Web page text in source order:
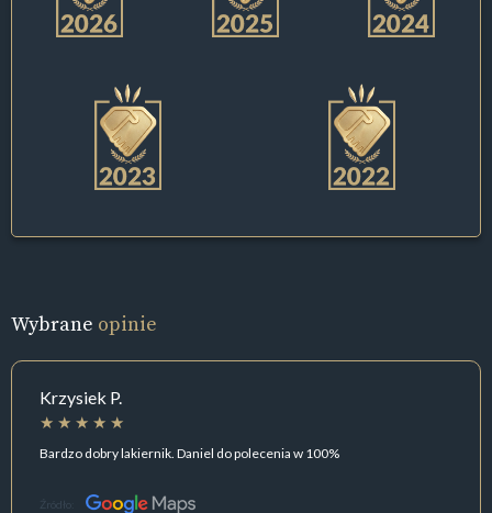
Wybrane opinie
Krzysiek P.
Bardzo dobry lakiernik. Daniel do polecenia w 100%
Źródło: